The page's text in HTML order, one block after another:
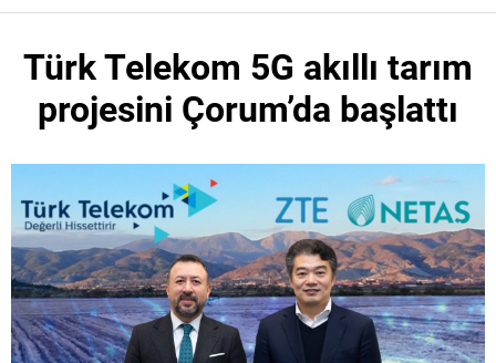
Türk Telekom 5G akıllı tarım
projesini Çorum’da başlattı